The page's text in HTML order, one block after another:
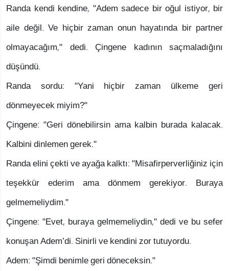
Randa kendi kendine, "Adem sadece bir oğul istiyor, bir
aile değil. Ve hiçbir zaman onun hayatında bir partner
olmayacağım," dedi. Çingene kadının saçmaladığını
düşündü.
Randa sordu: "Yani hiçbir zaman ülkeme geri
dönmeyecek miyim?"
Çingene: "Geri dönebilirsin ama kalbin burada kalacak.
Kalbini dinlemen gerek."
Randa elini çekti ve ayağa kalktı: "Misafirperverliğiniz için
teşekkür ederim ama dönmem gerekiyor. Buraya
gelmemeliydim."
Çingene: "Evet, buraya gelmemeliydin," dedi ve bu sefer
konuşan Adem’di. Sinirli ve kendini zor tutuyordu.
Adem: "Şimdi benimle geri döneceksin."